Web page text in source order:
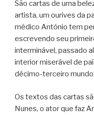
São cartas de uma
artista, um ourives da
médico António tem
escrevendo seu
interminável, passado
interior miserável de
décimo-terceiro mundo.
Os textos das cartas
Nunes, o ator que faz